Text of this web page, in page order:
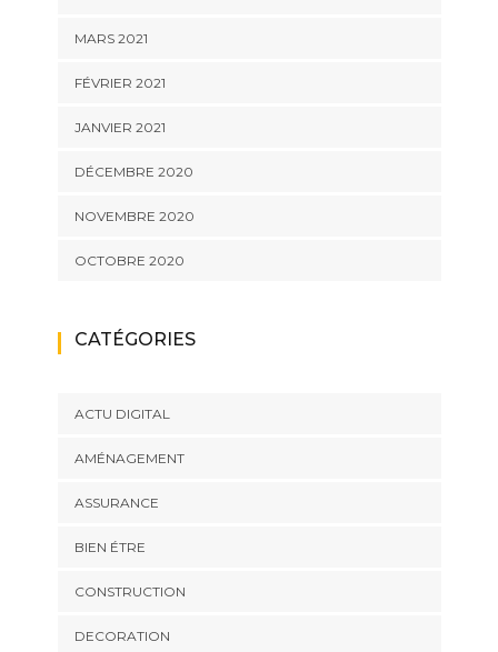
MARS 2021
FÉVRIER 2021
JANVIER 2021
DÉCEMBRE 2020
NOVEMBRE 2020
OCTOBRE 2020
CATÉGORIES
ACTU DIGITAL
AMÉNAGEMENT
ASSURANCE
BIEN ÉTRE
CONSTRUCTION
DECORATION